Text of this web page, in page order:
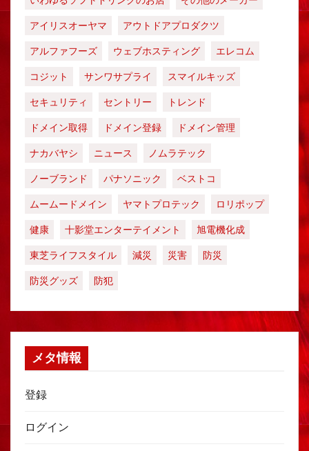
アイリスオーヤマ
アウトドアプロダクツ
アルファフーズ
ウェブホスティング
エレコム
コジット
サンワサプライ
スマイルキッズ
セキュリティ
セントリー
トレンド
ドメイン取得
ドメイン登録
ドメイン管理
ナカバヤシ
ニュース
ノムラテック
ノーブランド
パナソニック
ベストコ
ムームードメイン
ヤマトプロテック
ロリポップ
健康
十影堂エンターテイメント
旭電機化成
東芝ライフスタイル
減災 災害
防災
防災グッズ
防犯
メタ情報
登録
ログイン